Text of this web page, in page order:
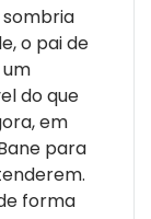
sombria
o pai de
do que
em
para
forma